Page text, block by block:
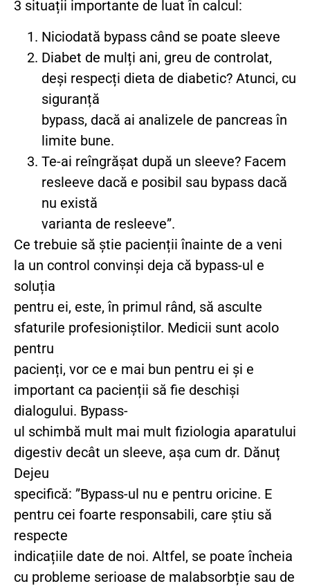
3 situații importante de luat în calcul:
Niciodată bypass când se poate sleeve
Diabet de mulți ani, greu de controlat,
deși respecți dieta de diabetic? Atunci, cu
siguranță
bypass, dacă ai analizele de pancreas în
limite bune.
Te-ai reîngrășat după un sleeve? Facem
resleeve dacă e posibil sau bypass dacă
nu există
varianta de resleeve”.
Ce trebuie să știe pacienții înainte de a veni
la un control convinși deja că bypass-ul e
soluția
pentru ei, este, în primul rând, să asculte
sfaturile profesioniștilor. Medicii sunt acolo
pentru
pacienți, vor ce e mai bun pentru ei și e
important ca pacienții să fie deschiși
dialogului. Bypass-
ul schimbă mult mai mult fiziologia aparatului
digestiv decât un sleeve, așa cum dr. Dănuț
Dejeu
specifică: ”Bypass-ul nu e pentru oricine. E
pentru cei foarte responsabili, care știu să
respecte
indicațiile date de noi. Altfel, se poate încheia
cu probleme serioase de malabsorbție sau de